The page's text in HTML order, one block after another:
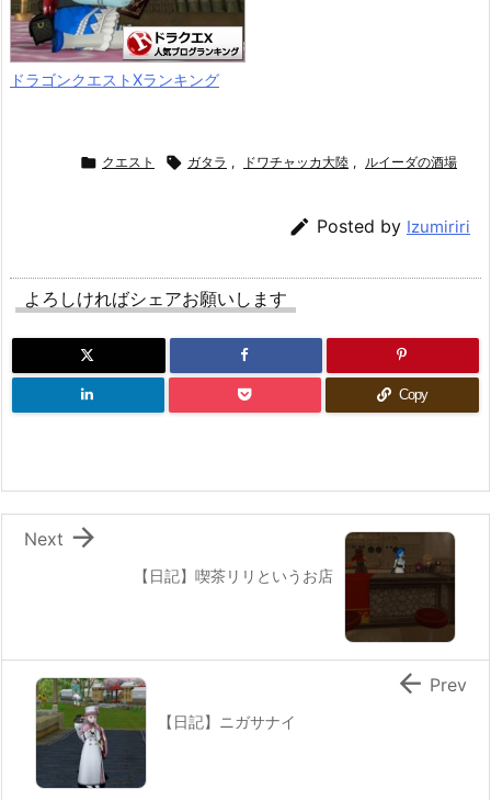
ドラゴンクエストXランキング
 クエスト  ガタラ , ドワチャッカ大陸 , ルイーダの酒場
 Posted by Izumiriri
よろしければシェアお願いします
Copy
【日記】喫茶リリというお店

Next
【日記】ニガサナイ
 Prev